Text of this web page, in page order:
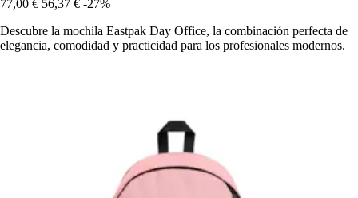
77,00 € 56,37 € -27%
Descubre la mochila Eastpak Day Office, la combinación perfecta de
elegancia, comodidad y practicidad para los profesionales modernos.